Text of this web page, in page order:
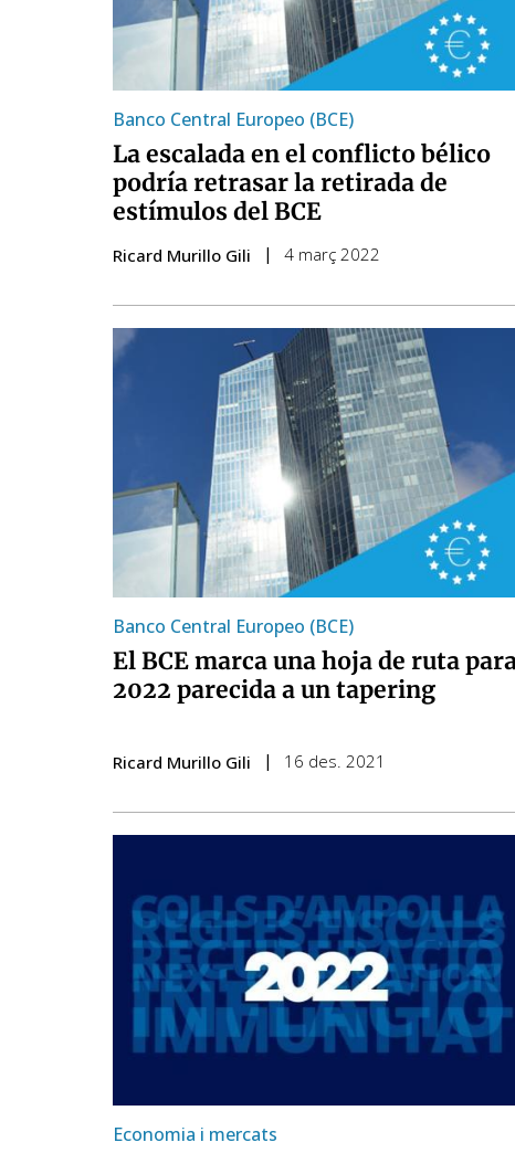
Banco Central Europeo (BCE)
La escalada en el conflicto bélico
podría retrasar la retirada de
estímulos del BCE
Ricard Murillo Gili 4 març 2022
Banco Central Europeo (BCE)
El BCE marca una hoja de ruta
2022 parecida a un tapering
Ricard Murillo Gili 16 des. 2021
Economia i mercats